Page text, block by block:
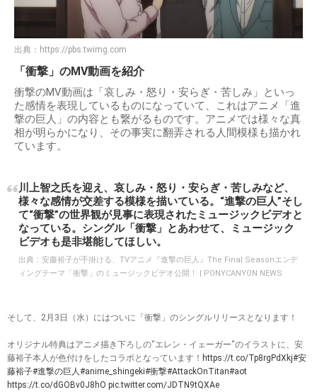
出典： https://pbs.twimg.com
「衝撃」のMV動画を紹介
衝撃のMV動画は「哀しみ・怒り・安らぎ・苦しみ」といっ
た感情を表現しているものになっていて、これはアニメ「進
撃の巨人」の内容とも繋がるものです。アニメでは様々な真
相が明らかになり、その事実に翻弄される人間模様も描かれ
ています。
川上智之氏を迎え、哀しみ・怒り・安らぎ・苦しみなど、
様々な感情が交差する模様を描いている。“進撃の巨人”そし
て“衝撃”の世界観が見事に表現されたミュージックビデオと
なっている。シングル「衝撃」とあわせて、ミュージック
ビデオも是非堪能してほしい。
出典： 安藤裕子が手掛ける、TVアニメ『進撃の巨人』The Final Seasonエンデ
ィングテーマ「衝撃」のミュージックビデオ公開！ | PONYCANYON NEWS
そして、2月3日（水）にはついに「衝撃」のシングルリリースとなります！
オリジナル特典はアニメ描き下ろしの“エレン・イェーガー“のイラストに、安
藤裕子本人が色付けをしたコラボとなっています！ https://t.co/Tp8rgPdXkj#安
藤裕子#進撃の巨人#anime_shingeki#衝撃#AttackOnTitan#aot
https://t.co/dGOBv0J8hO pic.twitter.com/JDTN9tQXAe